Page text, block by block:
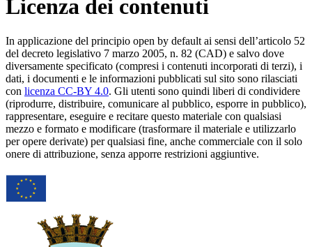
Licenza dei contenuti
In applicazione del principio open by default ai sensi dell’articolo 52
del decreto legislativo 7 marzo 2005, n. 82 (CAD) e salvo dove
diversamente specificato (compresi i contenuti incorporati di terzi), i
dati, i documenti e le informazioni pubblicati sul sito sono rilasciati
con licenza CC-BY 4.0. Gli utenti sono quindi liberi di condividere
(riprodurre, distribuire, comunicare al pubblico, esporre in pubblico),
rappresentare, eseguire e recitare questo materiale con qualsiasi
mezzo e formato e modificare (trasformare il materiale e utilizzarlo
per opere derivate) per qualsiasi fine, anche commerciale con il solo
onere di attribuzione, senza apporre restrizioni aggiuntive.